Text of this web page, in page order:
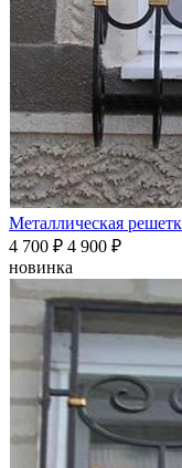
Металлическая
4 700 ₽ 4 900 ₽
новинка